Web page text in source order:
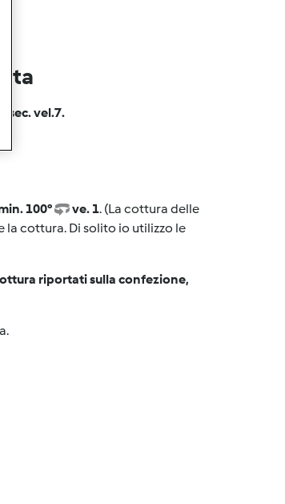
10 sec. vel.7.
100° ve. 1. (La cottura delle
cottura. Di solito io utilizzo le
riportati sulla confezione,